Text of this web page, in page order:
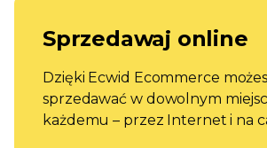
Sprzedawaj online
Dzięki Ecwid Ecommerce
sprzedawać w dowolnym
każdemu – przez Internet i na